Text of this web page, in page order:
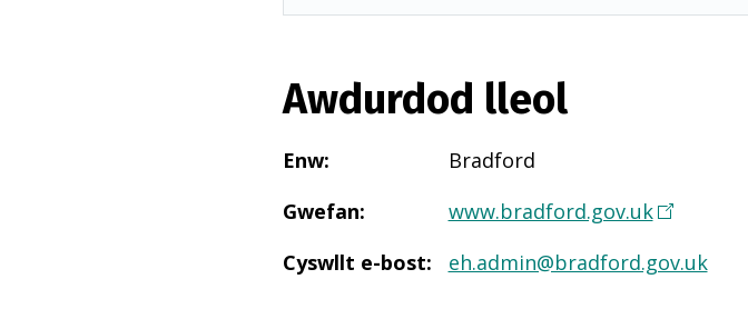
Awdurdod lleol
Enw:
Bradford
Gwefan: www.bradford.gov.uk(
n
Cyswllt e-bost: eh.admin@bradford.gov.uk